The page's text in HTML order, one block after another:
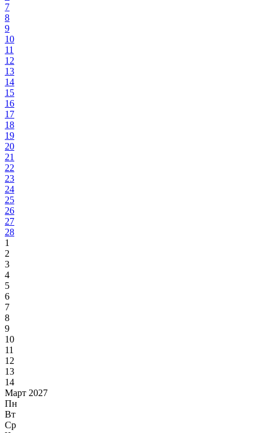
7
8
9
10
11
12
13
14
15
16
17
18
19
20
21
22
23
24
25
26
27
28
1
2
3
4
5
6
7
8
9
10
11
12
13
14
Март 2027
Пн
Вт
Ср